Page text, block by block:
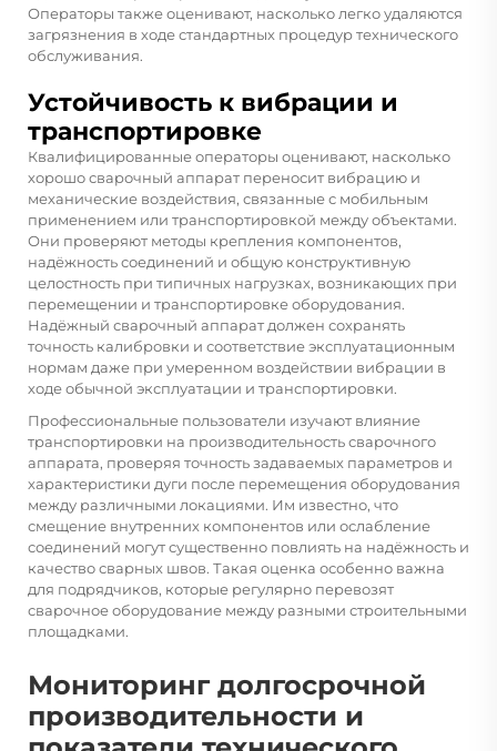
Операторы также оценивают, насколько легко удаляются
загрязнения в ходе стандартных процедур технического
обслуживания.
Устойчивость к вибрации и
транспортировке
Квалифицированные операторы оценивают, насколько
хорошо сварочный аппарат переносит вибрацию и
механические воздействия, связанные с мобильным
применением или транспортировкой между объектами.
Они проверяют методы крепления компонентов,
надёжность соединений и общую конструктивную
целостность при типичных нагрузках, возникающих при
перемещении и транспортировке оборудования.
Надёжный сварочный аппарат должен сохранять
точность калибровки и соответствие эксплуатационным
нормам даже при умеренном воздействии вибрации в
ходе обычной эксплуатации и транспортировки.
Профессиональные пользователи изучают влияние
транспортировки на производительность сварочного
аппарата, проверяя точность задаваемых параметров и
характеристики дуги после перемещения оборудования
между различными локациями. Им известно, что
смещение внутренних компонентов или ослабление
соединений могут существенно повлиять на надёжность и
качество сварных швов. Такая оценка особенно важна
для подрядчиков, которые регулярно перевозят
сварочное оборудование между разными строительными
площадками.
Мониторинг долгосрочной
производительности и